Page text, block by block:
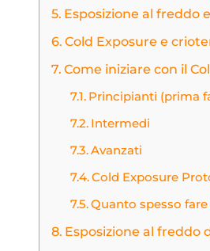
Esposizione al freddo
Cold Exposure e
Come iniziare con il
Principianti (prima
Intermedi
Avanzati
Cold Exposure
Quanto spesso
Esposizione al freddo